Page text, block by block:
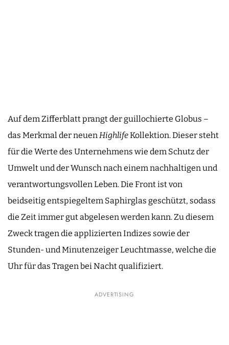
Auf dem Zifferblatt prangt der guillochierte Globus –
das Merkmal der neuen HighlifeKollektion. Dieser steht
für die Werte des Unternehmens wie dem Schutz der
Umwelt und der Wunsch nach einem nachhaltigen und
verantwortungsvollen Leben. Die Front ist von
beidseitig entspiegeltem Saphirglas geschützt, sodass
die Zeit immer gut abgelesen werden kann. Zu diesem
Zweck tragen die applizierten Indizes sowie der
Stunden- und Minutenzeiger Leuchtmasse, welche die
Uhr für das Tragen bei Nacht qualifiziert.
ADVERTISING